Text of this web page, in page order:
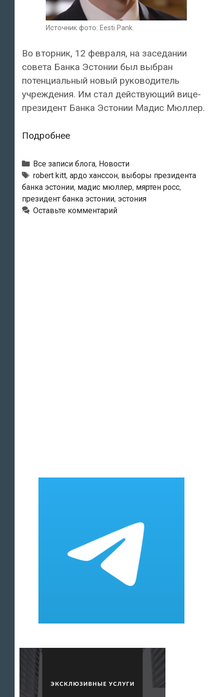
Источник фото: Eesti Pank.
Во вторник, 12 февраля, на заседании
совета Банка Эстонии был выбран
потенциальный новый руководитель
учреждения. Им стал действующий вице-
президент Банка Эстонии Мадис Мюллер.
ПодробнееКандидатом
пост
президента
Банка
Эстонии
выбран
Рубрики
Все записи блога, Новости
Тэги
robert kitt, ардо ханссон, выборы президента
банка эстонии, мадис мюллер, мяртен росс,
президент банка эстонии, эстония
Оставьте комментарий